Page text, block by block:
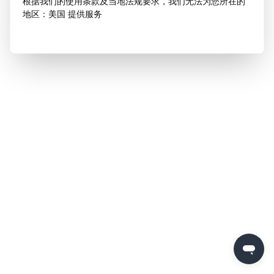
地区：美国 提供服务